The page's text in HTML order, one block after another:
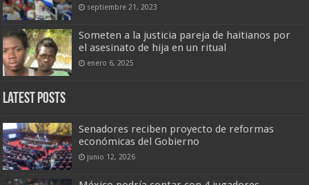
septiembre 21, 2023
Someten a la justicia pareja de haitianos por
el asesinato de hija en un ritual
enero 6, 2025
Latest Posts
Senadores reciben proyecto de reformas
económicas del Gobierno
junio 12, 2026